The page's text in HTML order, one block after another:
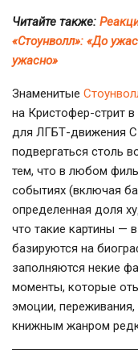
Читайте также:
«Стоунволл»: «До
ужасно»
Знаменитые
на Кристофер-стрит в
для ЛГБТ-движения
подвергаться столь
тем, что в любом
событиях (включая
определенная доля
что такие картины —
базируются на
заполняются некие
моменты, которые
эмоции,
книжным жанром